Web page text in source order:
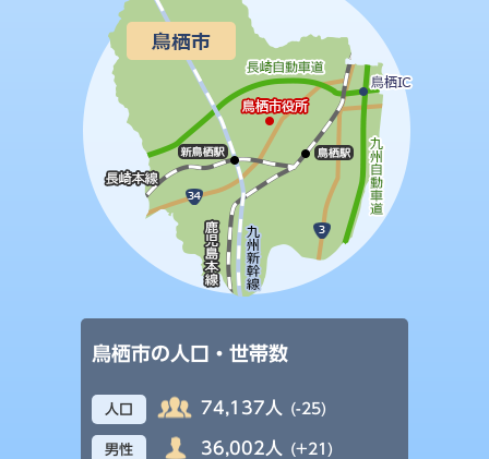
鳥栖市の人口・世帯数
人口 74,137人 (-25)
男性 36,002人 (+21)